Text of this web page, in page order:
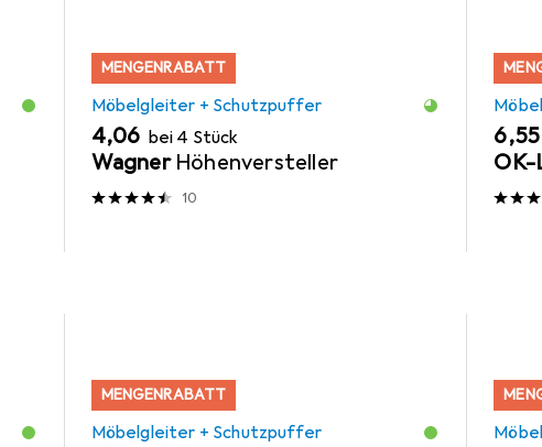
MENGENRABATT
Möbelgleiter + Schutzpuffer
EUR
4,06 bei 4 Stück
Wagner Höhenversteller
10
EUR
6,55
OK-
MENGENRABATT
Möbelgleiter + Schutzpuffer